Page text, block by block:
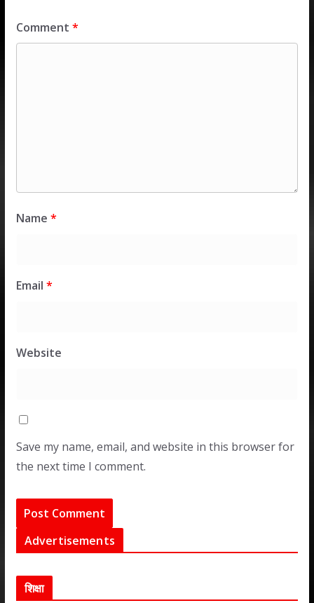
Comment *
Name *
Email *
Website
Save my name, email, and website in this browser for
the next time I comment.
Advertisements
शिक्षा